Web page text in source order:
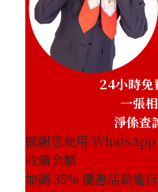
24小時免
一張
淨係查
感謝您使用 WhatsApp
收購金額
加碼35% 優惠活動進行